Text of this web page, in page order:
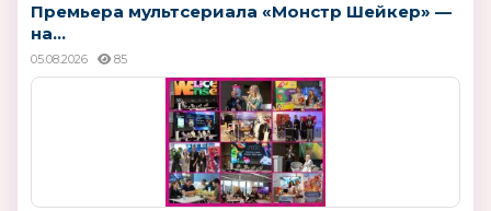
Премьера мультсериала «Монстр Шейкер» —
на...
05.08.2026 85